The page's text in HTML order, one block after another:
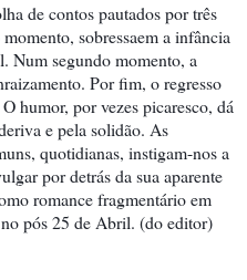
de contos pautados por três
sobressaem a infância
Num segundo momento, a
Por fim, o regresso
humor, por vezes picaresco, dá
e pela solidão. As
quotidianas, instigam-nos a
por detrás da sua aparente
romance fragmentário em
pós 25 de Abril. (do editor)